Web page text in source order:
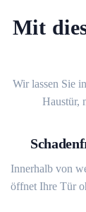
Mit
Wir lassen Sie
Haustür,
Innerhalb von
öffnet Ihre Tür